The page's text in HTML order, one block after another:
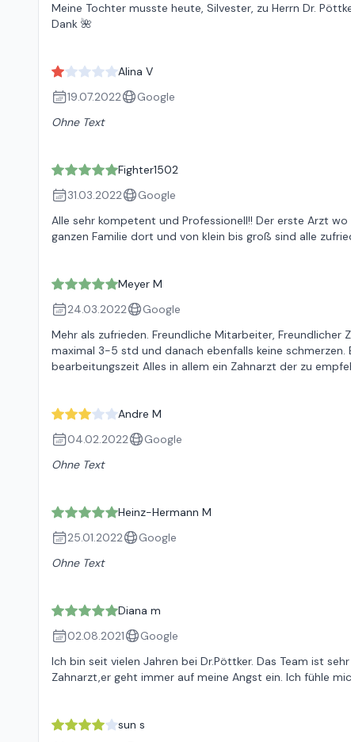
Meine Tochter musste heute, Silvester, zu Herrn Dr.
Dank 🌺
Alina V
19.07.2022
Google
Ohne Text
Fighter1502
31.03.2022
Google
Alle sehr kompetent und Professionell!! Der erste Arzt
ganzen Familie dort und von klein bis groß sind alle
Meyer M
24.03.2022
Google
Mehr als zufrieden. Freundliche Mitarbeiter, Freundlicher
maximal 3-5 std und danach ebenfalls keine
bearbeitungszeit Alles in allem ein Zahnarzt der zu
Andre M
04.02.2022
Google
Ohne Text
Heinz-Hermann M
25.01.2022
Google
Ohne Text
Diana m
02.08.2021
Google
Ich bin seit vielen Jahren bei Dr.Pöttker. Das Team ist
Zahnarzt,er geht immer auf meine Angst ein. Ich fühle
sun s